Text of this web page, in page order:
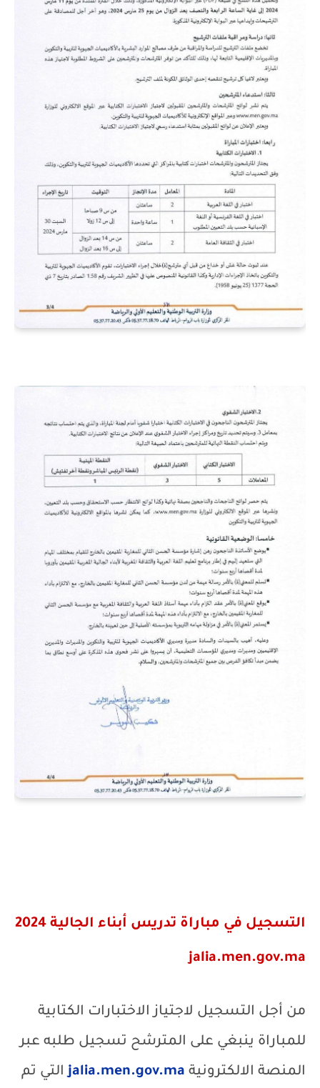
التسجيل في مباراة تدريس أبناء الجالية 2024
jalia.men.gov.ma
من أجل التسجيل لاجتياز الاختبارات الكتابية
للمباراة ينبغي على المترشح تسجيل طلبه عبر
المنصة الالكترونية jalia.men.gov.ma التي تم